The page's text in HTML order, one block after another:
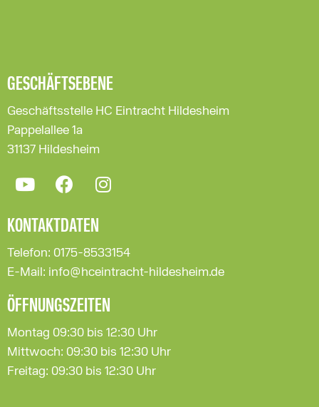
GESCHÄFTSEBENE
Geschäftsstelle HC Eintracht Hildesheim
Pappelallee 1a
31137 Hildesheim
KONTAKTDATEN
Telefon: 0175-8533154
E-Mail: info@hceintracht-hildesheim.de
ÖFFNUNGSZEITEN
Montag 09:30 bis 12:30 Uhr
Mittwoch: 09:30 bis 12:30 Uhr
Freitag: 09:30 bis 12:30 Uhr